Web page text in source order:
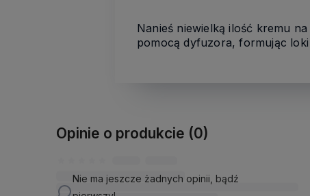
Nanieś niewielką ilość kremu
pomocą dyfuzora, formując loki
Opinie o produkcie (0)
Nie ma jeszcze żadnych opinii, bądź